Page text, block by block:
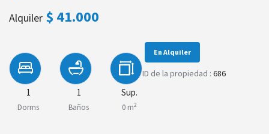
Alquiler $ 41.000
1
Dorms
1
Baños
Sup.
0 m2
En Alquiler
ID de la propiedad : 686